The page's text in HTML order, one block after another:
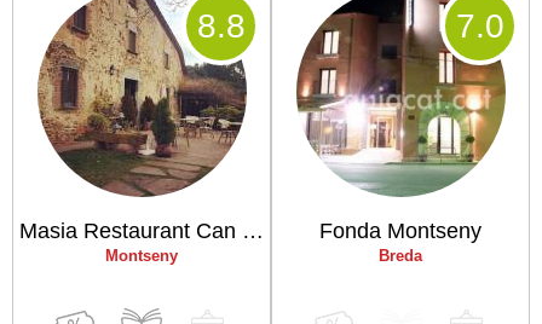
Masia Restaurant Can Nena
Montseny
8.8
Fonda Montseny
Breda
7.0